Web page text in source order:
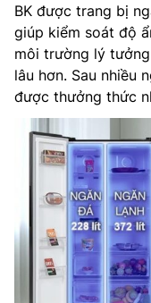
BK được trang bị
giúp kiểm soát độ
môi trường lý
lâu hơn. Sau nhiều
được thưởng thức